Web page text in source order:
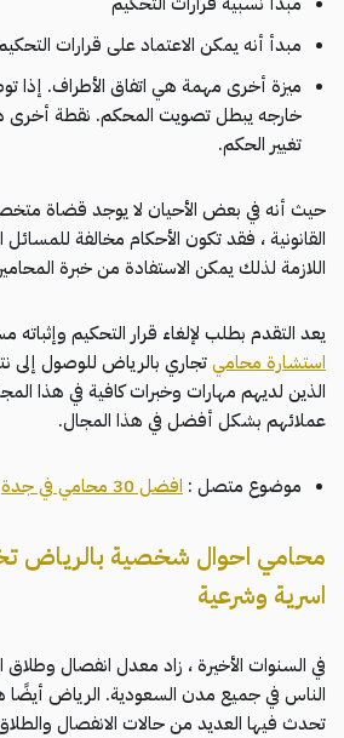
مبدأ أنه يمكن الاعتماد على قرارات
ميزة أخرى مهمة هي اتفاق الأطراف. إذا
خارجه يبطل تصويت المحكم. نقطة أخرى
تغيير الحكم.
حيث أنه في بعض الأحيان لا يوجد قضاة
القانونية ، فقد تكون الأحكام مخالفة للمسائل
اللازمة لذلك يمكن الاستفادة من خبرة
يعد التقدم بطلب لإلغاء قرار التحكيم
استشارة محاميتجاري بالرياض للوصول إلى
الذين لديهم مهارات وخبرات كافية في هذا
عملائهم بشكل أفضل في هذا المجال.
موضوع متصل : افضل 30 محامي في جدة
محامي احوال شخصية
اسرية وشرعية
في السنوات الأخيرة ، زاد معدل انفصال وطلاق
الناس في جميع مدن السعودية. الرياض
تحدث فيها العديد من حالات الانفصال